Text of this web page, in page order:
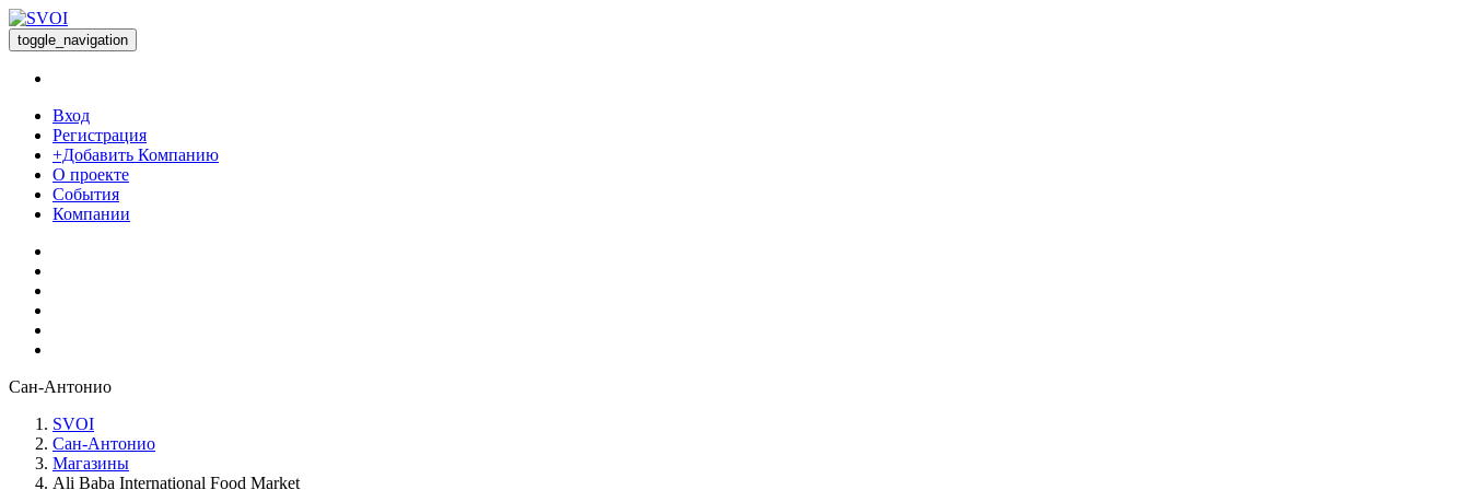
toggle_navigation
Вход
Регистрация
+Добавить Компанию
О проекте
События
Компании
Сан-Антонио
SVOI
Сан-Антонио
Магазины
Ali Baba International Food Market